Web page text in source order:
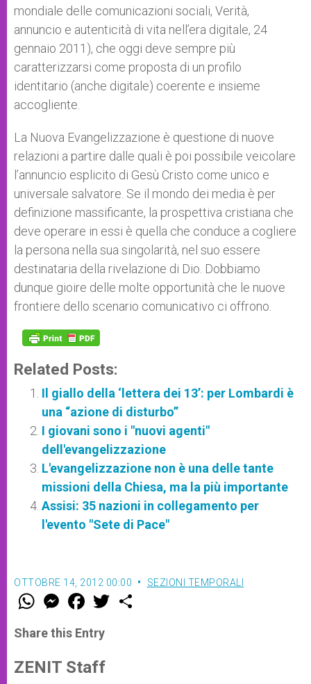
mondiale delle comunicazioni sociali, Verità,
annuncio e autenticità di vita nell’era digitale, 24
gennaio 2011), che oggi deve sempre più
caratterizzarsi come proposta di un profilo
identitario (anche digitale) coerente e insieme
accogliente.
La Nuova Evangelizzazione è questione di nuove
relazioni a partire dalle quali è poi possibile veicolare
l’annuncio esplicito di Gesù Cristo come unico e
universale salvatore. Se il mondo dei media è per
definizione massificante, la prospettiva cristiana che
deve operare in essi è quella che conduce a cogliere
la persona nella sua singolarità, nel suo essere
destinataria della rivelazione di Dio. Dobbiamo
dunque gioire delle molte opportunità che le nuove
frontiere dello scenario comunicativo ci offrono.
Related Posts:
Il giallo della ‘lettera dei 13’: per Lombardi è
una “azione di disturbo”
I giovani sono i "nuovi agenti"
dell'evangelizzazione
L'evangelizzazione non è una delle tante
missioni della Chiesa, ma la più importante
Assisi: 35 nazioni in collegamento per
l'evento "Sete di Pace"
OTTOBRE 14, 2012 00:00 SEZIONI TEMPORALI
W
t
s
p
p
M
e
s
e
g
e
F
a
e
b
o
k
w
Share this Entry
ZENIT Staff